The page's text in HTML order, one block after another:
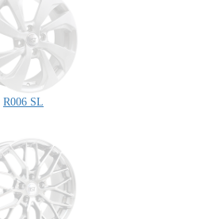
R006 SL